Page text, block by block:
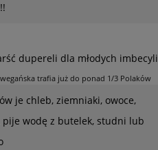
dupereli dla młodych imbecyli
trafia już do ponad 1/3 Polaków
je chleb, ziemniaki, owoce,
pije wodę z butelek, studni lub